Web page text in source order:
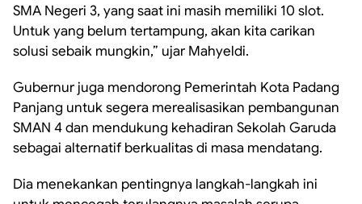
SMA Negeri 3, yang saat ini masih memiliki 10 slot.
Untuk yang belum tertampung, akan kita carikan
solusi sebaik mungkin,” ujar Mahyeldi.
Gubernur juga mendorong Pemerintah Kota Padang
Panjang untuk segera merealisasikan pembangunan
SMAN 4 dan mendukung kehadiran Sekolah Garuda
sebagai alternatif berkualitas di masa mendatang.
Dia menekankan pentingnya langkah-langkah ini